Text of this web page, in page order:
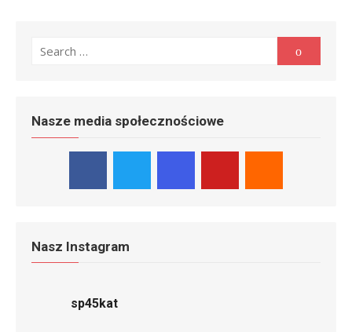
for:
Nasze media społecznościowe
Nasz Instagram
sp45kat